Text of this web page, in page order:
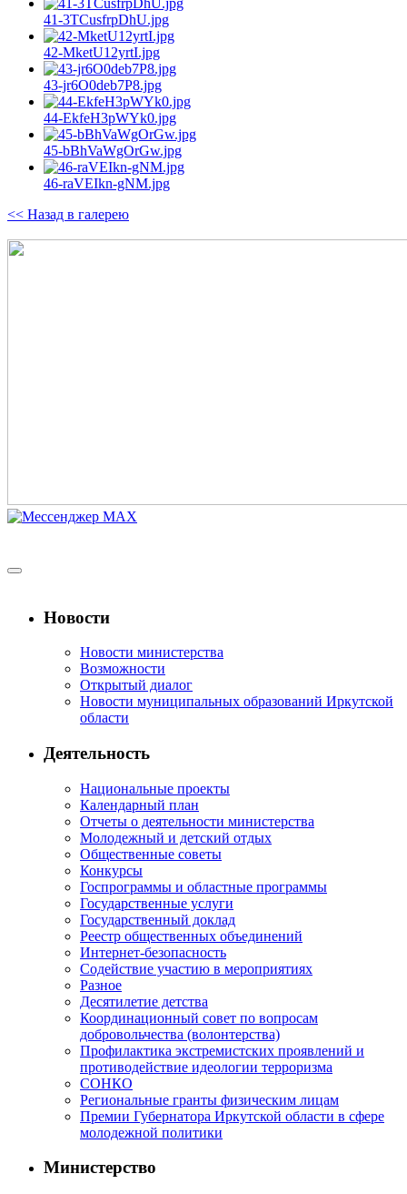
41-3TCusfrpDhU.jpg
42-MketU12yrtI.jpg
43-jr6O0deb7P8.jpg
44-EkfeH3pWYk0.jpg
45-bBhVaWgOrGw.jpg
46-raVEIkn-gNM.jpg
<< Назад в галерею
Новости
Новости министерства
Возможности
Открытый диалог
Новости муниципальных образований Иркутской
области
Деятельность
Национальные проекты
Календарный план
Отчеты о деятельности министерства
Молодежный и детский отдых
Общественные советы
Конкурсы
Госпрограммы и областные программы
Государственные услуги
Государственный доклад
Реестр общественных объединений
Интернет-безопасность
Содействие участию в мероприятиях
Разное
Десятилетие детства
Координационный совет по вопросам
добровольчества (волонтерства)
Профилактика экстремистских проявлений и
противодействие идеологии терроризма
СОНКО
Региональные гранты физическим лицам
Премии Губернатора Иркутской области в сфере
молодежной политики
Министерство